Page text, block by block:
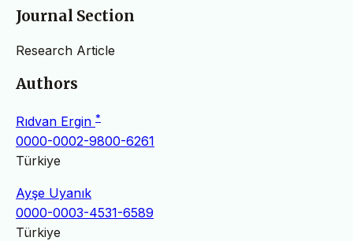
Journal Section
Research Article
Authors
Rıdvan Ergin *
0000-0002-9800-6261
Türkiye
Ayşe Uyanık
0000-0003-4531-6589
Türkiye